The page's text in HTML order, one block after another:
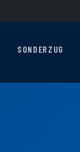
SONDERZUG